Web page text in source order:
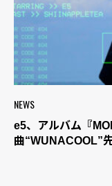
NEWS
e5、アルバム『
曲“WUNACOOL”